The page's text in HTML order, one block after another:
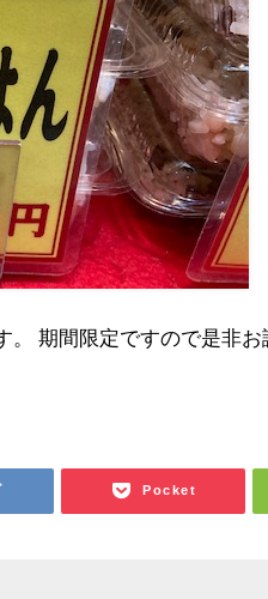
期間限定ですので是非お
Pocket